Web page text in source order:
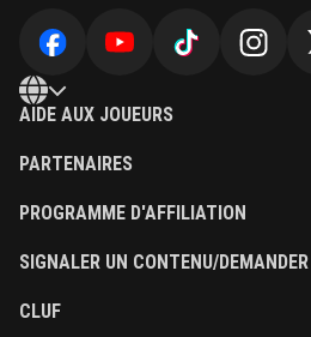
AIDE AUX JOUEURS
PARTENAIRES
PROGRAMME D'AFFILIATION
SIGNALER UN CONTENU/
CLUF